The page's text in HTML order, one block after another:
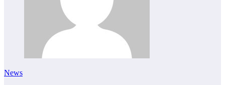
News